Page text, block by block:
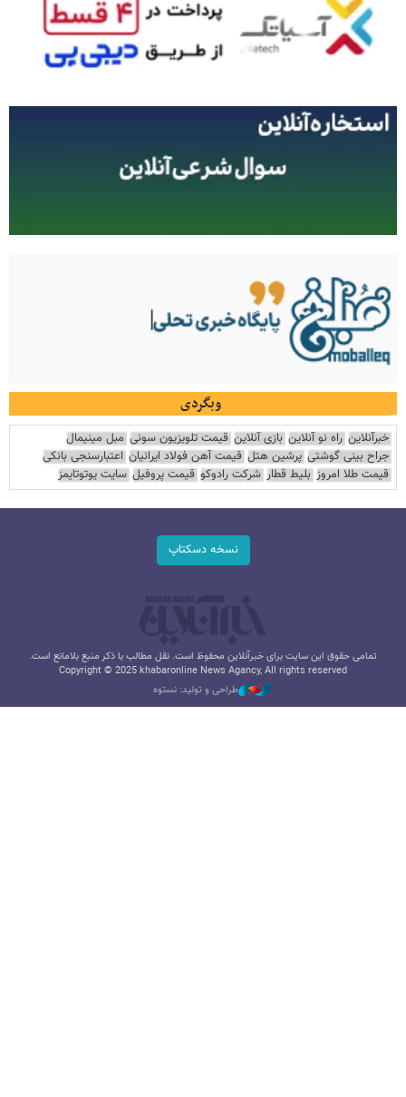
وبگردی
خبرآنلاین راه نو آنلاین بازی آنلاین قیمت تلویزیون سونی مبل مینیمال
جراح بینی گوشتی پرشین هتل قیمت آهن فولاد ایرانیان اعتبارسنجی بانکی
قیمت طلا امروز بلیط قطار شرکت رادوکو قیمت پروفیل سایت یوتوتایمز
نسخه دسکتاپ
تمامی حقوق این سایت برای خبرآنلاین محفوظ است. نقل مطالب با ذکر منبع بلامانع است.
Copyright © 2025 khabaronline News Agancy, All rights reserved
طراحی و تولید: نستوه